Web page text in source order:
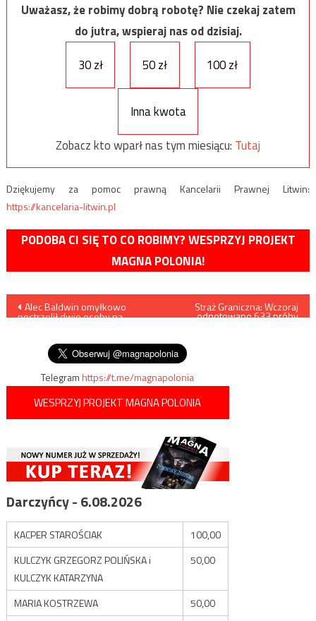
Uważasz, że robimy dobrą robotę? Nie czekaj zatem
do jutra, wspieraj nas od dzisiaj.
30 zł
50 zł 100 zł
Inna kwota
Zobacz kto wparł nas tym miesiącu: Tutaj
Dziękujemy za pomoc prawną Kancelarii Prawnej Litwin:
https://kancelaria-litwin.pl
PODOBA CI SIĘ TO CO ROBIMY? WESPRZYJ PROJEKT
MAGNA POLONIA!
Nawigacja
wpisu
Alec Baldwin omyłkowo
postrzelił dwie osoby na
Straż Graniczna: Wczoraj
odnotowano 633 próby
Telegramhttps://t.me/magnapolonia
WESPRZYJ PROJEKT MAGNA POLONIA
Darczyńcy - 6.08.2026
KACPER STAROŚCIAK
100,00
KULCZYK GRZEGORZ POLIŃSKA i
KULCZYK KATARZYNA
50,00
MARIA KOSTRZEWA 50,00